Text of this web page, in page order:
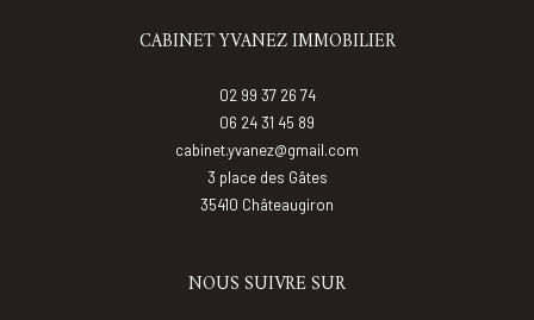
CABINET YVANEZ IMMOBILIER
02 99 37 26 74
06 24 31 45 89
cabinet.yvanez@gmail.com
3 place des Gâtes
35410
châteaugiron
NOUS SUIVRE SUR
RECHERCHER